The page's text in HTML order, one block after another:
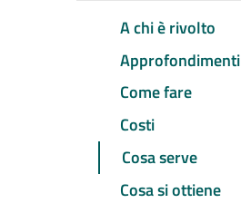
A chi è rivolto
Approfondimenti
Come fare
Costi
Cosa serve
Cosa si ottiene